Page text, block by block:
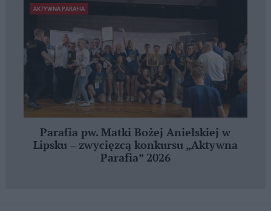
AKTYWNA PARAFIA
Parafia pw. Matki Bożej Anielskiej w
Lipsku – zwycięzcą konkursu „Aktywna
Parafia” 2026